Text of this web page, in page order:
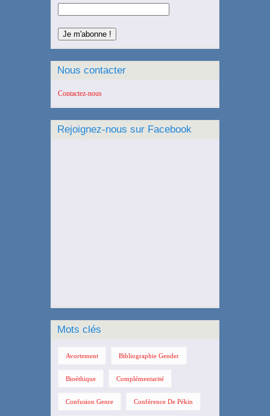
Nous contacter
Contactez-nous
Rejoignez-nous sur Facebook
Mots clés
Avortement Bibliographie Gender
Bioéthique Complémentarité
Confusion Genre Conférence De Pékin